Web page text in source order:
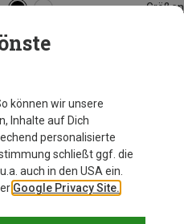
Größen
Fidlock
auch
können wir unsere
Inhalte auf Dich
personalisierte
schließt ggf. die
auch in den USA ein.
Google Privacy Site.